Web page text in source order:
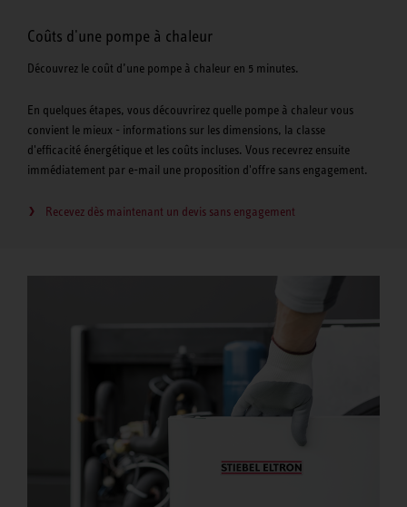
Coûts d'une pompe à chaleur
Découvrez le coût d’une pompe à chaleur en 5 minutes.
En quelques étapes, vous découvrirez quelle pompe à chaleur vous
convient le mieux - informations sur les dimensions, la classe
d'efficacité énergétique et les coûts incluses. Vous recevrez ensuite
immédiatement par e-mail une proposition d'offre sans engagement.
Recevez dès maintenant un devis sans engagement